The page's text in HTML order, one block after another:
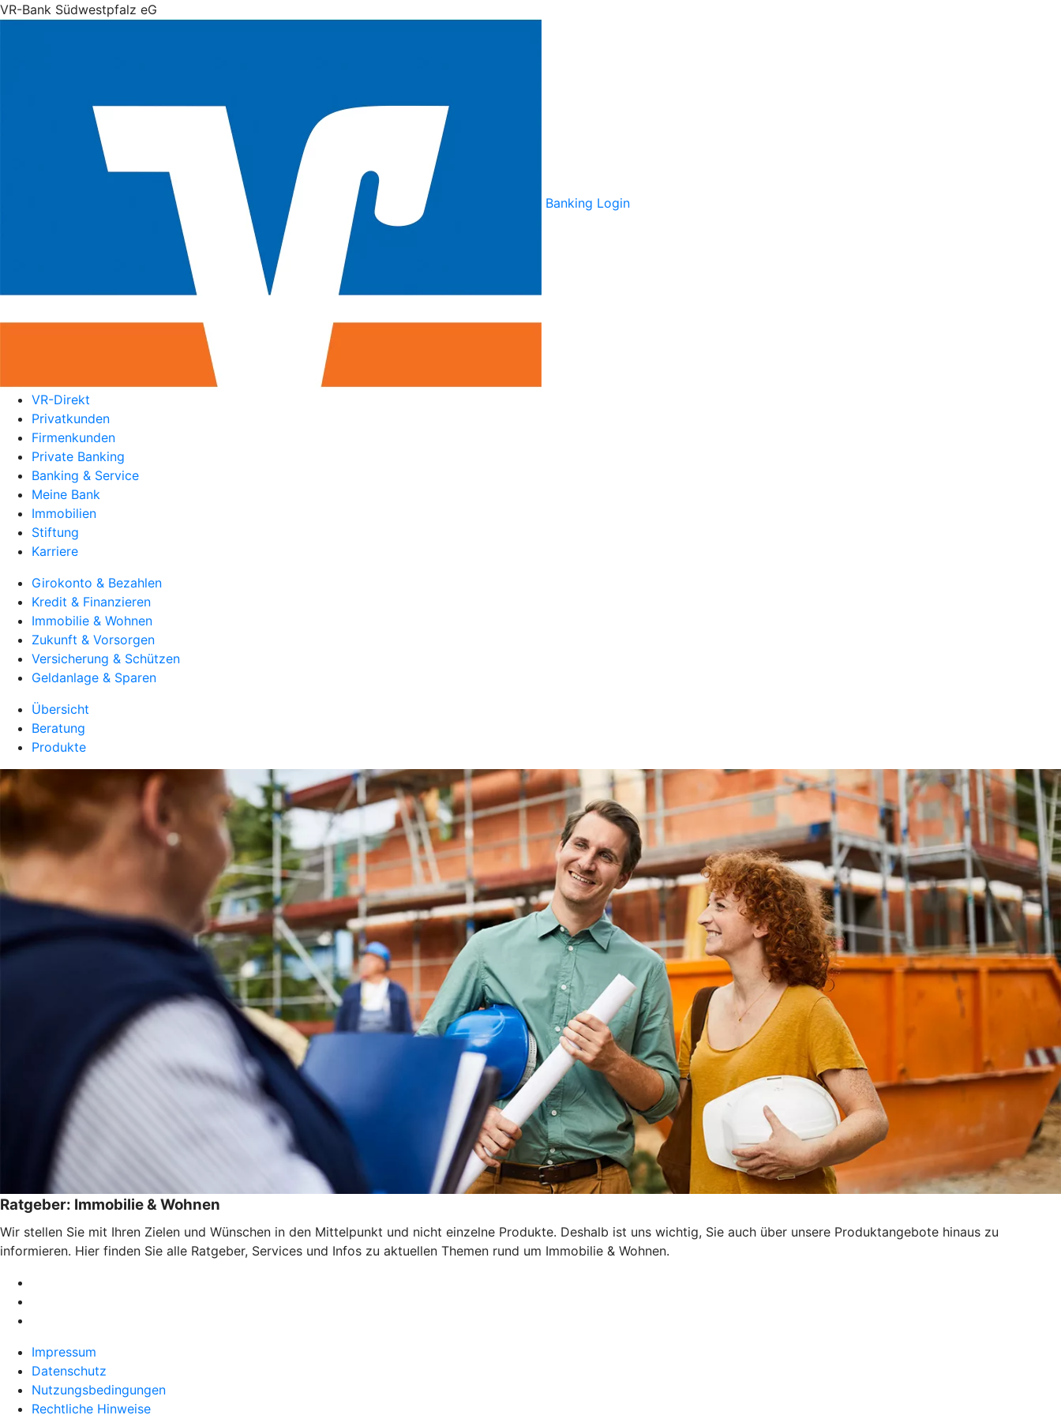
VR-Bank Südwestpfalz eG
Banking Login
VR-Direkt
Privatkunden
Firmenkunden
Private Banking
Banking & Service
Meine Bank
Immobilien
Stiftung
Karriere
Girokonto & Bezahlen
Kredit & Finanzieren
Immobilie & Wohnen
Zukunft & Vorsorgen
Versicherung & Schützen
Geldanlage & Sparen
Übersicht
Beratung
Produkte
Ratgeber: Immobilie & Wohnen
Wir stellen Sie mit Ihren Zielen und Wünschen in den Mittelpunkt und nicht einzelne Produkte. Deshalb ist uns wichtig, Sie auch über unsere Produktangebote hinaus zu
informieren. Hier finden Sie alle Ratgeber, Services und Infos zu aktuellen Themen rund um Immobilie & Wohnen.
Impressum
Datenschutz
Nutzungsbedingungen
Rechtliche Hinweise